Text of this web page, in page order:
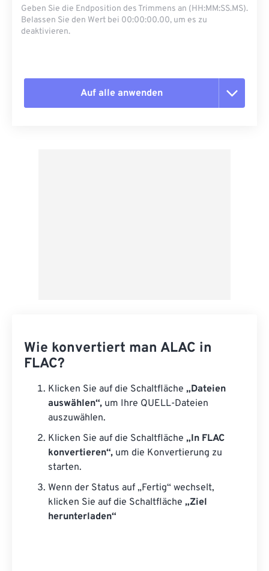
Geben Sie die Endposition des Trimmens an (HH:MM:SS.MS).
Belassen Sie den Wert bei 00:00:00.00, um es zu
deaktivieren.
Auf alle anwenden
Wie konvertiert man ALAC in
FLAC?
Klicken Sie auf die Schaltfläche „Dateien
auswählen“, um Ihre QUELL-Dateien
auszuwählen.
Klicken Sie auf die Schaltfläche „In FLAC
konvertieren“, um die Konvertierung zu
starten.
Wenn der Status auf „Fertig“ wechselt,
klicken Sie auf die Schaltfläche „Ziel
herunterladen“